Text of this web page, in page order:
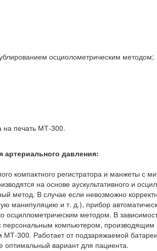
осциолометрическим методом;
на печать МТ-300.
артериального давления:
компактного регистратора и манжеты с
на основе аускультативного и
метод. В случае если невозможно
манипуляцию и т. д.), прибор
методом. В
компьютером, производящим
МТ-300. Работает от подзаряжаемой
оптимальный вариант для пациента.